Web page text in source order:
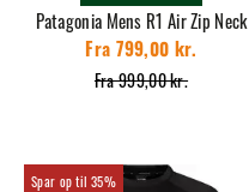
Patagonia Mens R1 Air Zip Neck
Fra 999,00 kr.
Fra 799,00 kr.
35%